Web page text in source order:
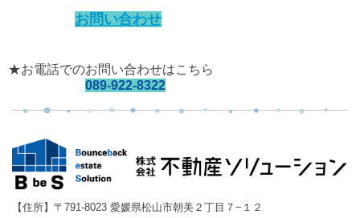
お問い合わせ
★お電話でのお問い合わせはこちら
089-922-8322
【住所】〒791-8023 愛媛県松山市朝美２丁目７−１２